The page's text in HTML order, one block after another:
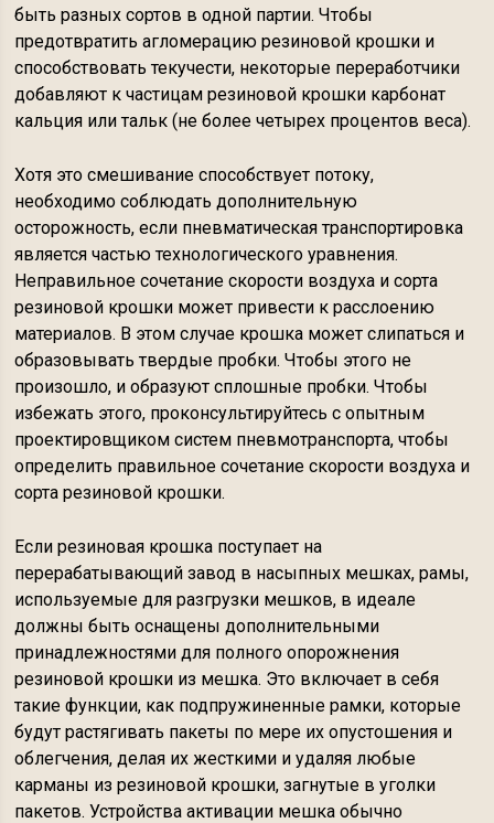
быть разных сортов в одной партии. Чтобы
предотвратить агломерацию резиновой крошки и
способствовать текучести, некоторые переработчики
добавляют к частицам резиновой крошки карбонат
кальция или тальк (не более четырех процентов веса).
Хотя это смешивание способствует потоку,
необходимо соблюдать дополнительную
осторожность, если пневматическая транспортировка
является частью технологического уравнения.
Неправильное сочетание скорости воздуха и сорта
резиновой крошки может привести к расслоению
материалов. В этом случае крошка может слипаться и
образовывать твердые пробки. Чтобы этого не
произошло, и образуют сплошные пробки. Чтобы
избежать этого, проконсультируйтесь с опытным
проектировщиком систем пневмотранспорта, чтобы
определить правильное сочетание скорости воздуха и
сорта резиновой крошки.
Если резиновая крошка поступает на
перерабатывающий завод в насыпных мешках, рамы,
используемые для разгрузки мешков, в идеале
должны быть оснащены дополнительными
принадлежностями для полного опорожнения
резиновой крошки из мешка. Это включает в себя
такие функции, как подпружиненные рамки, которые
будут растягивать пакеты по мере их опустошения и
облегчения, делая их жесткими и удаляя любые
карманы из резиновой крошки, загнутые в уголки
пакетов. Устройства активации мешка обычно